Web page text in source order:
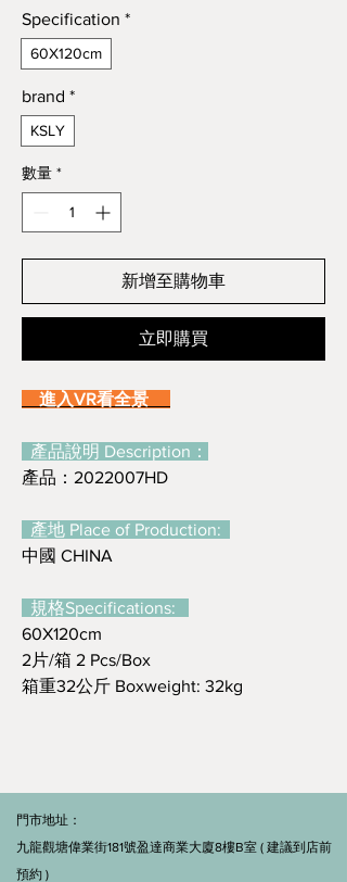
Specification *
60X120cm
brand *
KSLY
數量 *
新增至購物車
立即購買
進入VR看全景
產品說明 Description：
產品：2022007HD
產地 Place of Production:
中國 CHINA
規格Specifications:
60X120cm
2片/箱 2 Pcs/Box
箱重32公斤 Boxweight: 32kg
門市地址：
九龍觀塘偉業街181號盈達商業大廈8樓B室 ( 建議到店前
預約 )